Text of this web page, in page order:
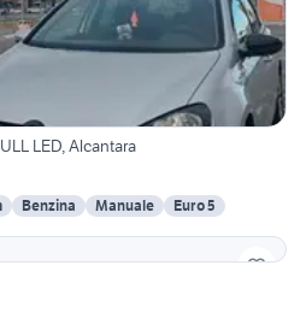
LED, Alcantara
Benzina Manuale
Euro 5